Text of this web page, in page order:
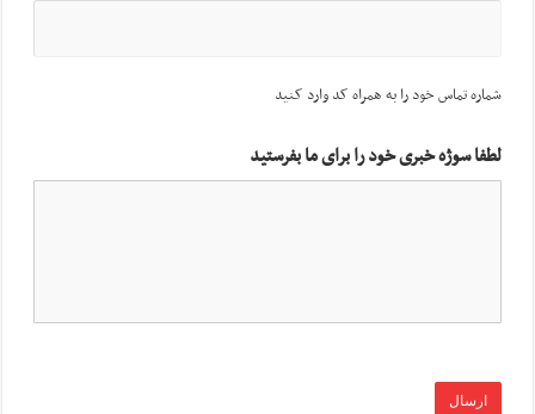
شماره تماس خود را به همراه کد وارد کنید
لطفا سوژه خبری خود را برای ما بفرستید